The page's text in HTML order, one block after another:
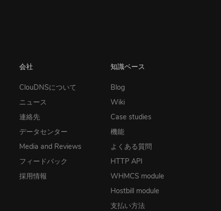
会社
ClouDNSについて
ニュース
連絡先
データセンター
Media and Reviews
フィードバック
採用情報
知識ベース
Blog
Wiki
Case studies
機能
よくある質問
HTTP API
WHMCS module
Hostbill module
支払い方法